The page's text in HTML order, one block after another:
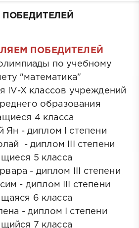
ПОБЕДИТЕЛЕЙ
по учебному
"математика"
IV-X классов учреждений
образования
4 класса
Ян - диплом I степени
- диплом III степени
5 класса
- диплом III степени
- диплом III степени
6 класса
- диплом I степени
7 класса